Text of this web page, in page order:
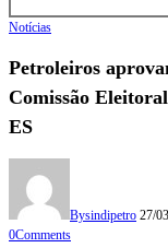
Notícias
Petroleiros
Comissão
ES
Bysindipetro 27/
0Comments